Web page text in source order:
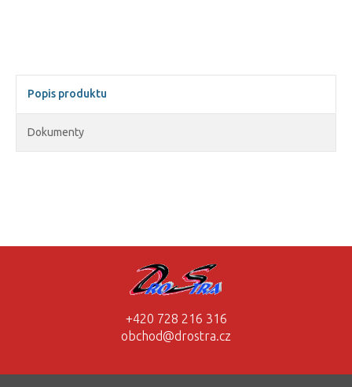
Popis produktu
Dokumenty
+420 728 216 316
obchod@drostra.cz